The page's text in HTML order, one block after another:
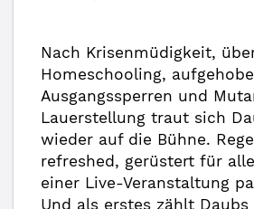
Nach Krisenmüdigkeit,
Homeschooling,
Ausgangssperren und
Lauerstellung traut sich
wieder auf die Bühne.
refreshed, gerüstert für
einer Live-Veranstaltung
Und als erstes zählt Daubs